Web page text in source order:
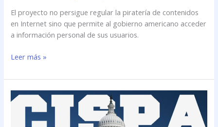
El proyecto no persigue regular la piratería de contenidos
en Internet sino que permite al gobierno americano acceder
a información personal de sus usuarios.
Leer más »
Se
aprobó